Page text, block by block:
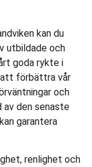
kan du
utbildade och
goda rykte i
att förbättra vår
och
av den senaste
garantera
renlighet och